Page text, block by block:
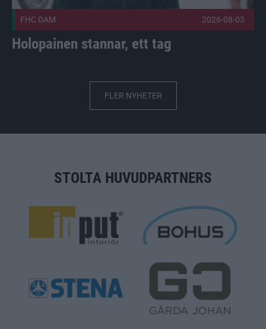
FHC DAM 2026-08-03
Holopainen stannar, ett tag
FLER NYHETER
STOLTA HUVUDPARTNERS